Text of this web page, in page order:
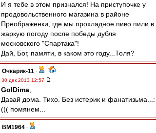
И я тебе в этом признался! На приступочке у
продовольственного магазина в районе
Преображенки, где мы прохладное пиво пили в
жаркую погоду после победы дубля
московского "Спартака"!
Дай, Бог, памяти, в каком это году...Толя?
Очкарик-11 -
30 дек 2013 12:57
GolDima
Давай дома. Тихо. Без истерик и фанатизьма...:
((( помянем...
BM1964 -